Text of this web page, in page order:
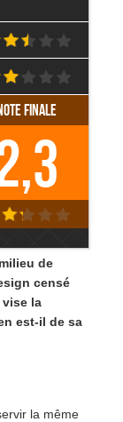
finale
de
censé
la
est-il de sa
la même